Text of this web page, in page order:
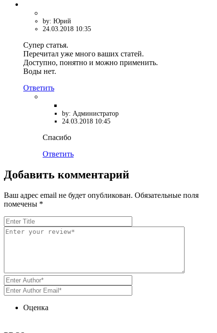
by: Юрий
24.03.2018 10:35
Супер статья.
Перечитал уже много ваших статей.
Доступно, понятно и можно применить.
Воды нет.
Ответить
by: Администратор
24.03.2018 10:45
Спасибо
Ответить
Добавить комментарий
Ваш адрес email не будет опубликован. Обязательные поля
помечены *
Оценка